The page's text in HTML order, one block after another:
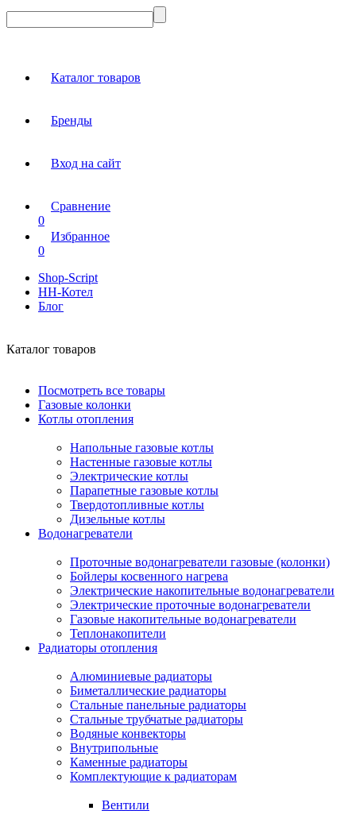
Каталог товаров
Бренды
Вход на сайт
Сравнение
0
Избранное
0
Shop-Script
НН-Котел
Блог
Каталог товаров
Посмотреть все товары
Газовые колонки
Котлы отопления
Напольные газовые котлы
Настенные газовые котлы
Электрические котлы
Парапетные газовые котлы
Твердотопливные котлы
Дизельные котлы
Водонагреватели
Проточные водонагреватели газовые (колонки)
Бойлеры косвенного нагрева
Электрические накопительные водонагреватели
Электрические проточные водонагреватели
Газовые накопительные водонагреватели
Теплонакопители
Радиаторы отопления
Алюминиевые радиаторы
Биметаллические радиаторы
Стальные панельные радиаторы
Стальные трубчатые радиаторы
Водяные конвекторы
Внутрипольные
Каменные радиаторы
Комплектующие к радиаторам
Вентили